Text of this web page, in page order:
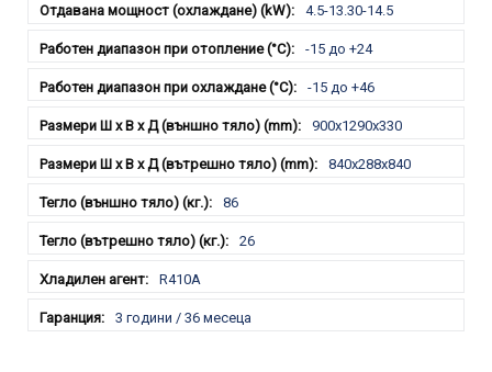
4.5-13.30-14.5
-15 до +24
-15 до +46
900x1290x330
840x288x840
86
26
R410A
3 години / 36 месеца